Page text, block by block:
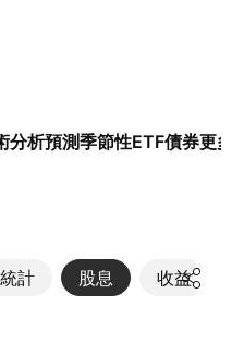
分析預測季節性ETF債券更
統計 股息 收益